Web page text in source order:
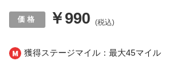
獲得ステージマイル：最大45マイル
￥990 (税込)